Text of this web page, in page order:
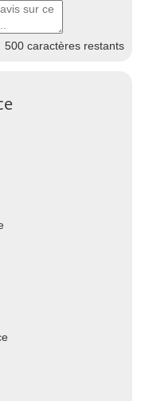
500 caractères restants